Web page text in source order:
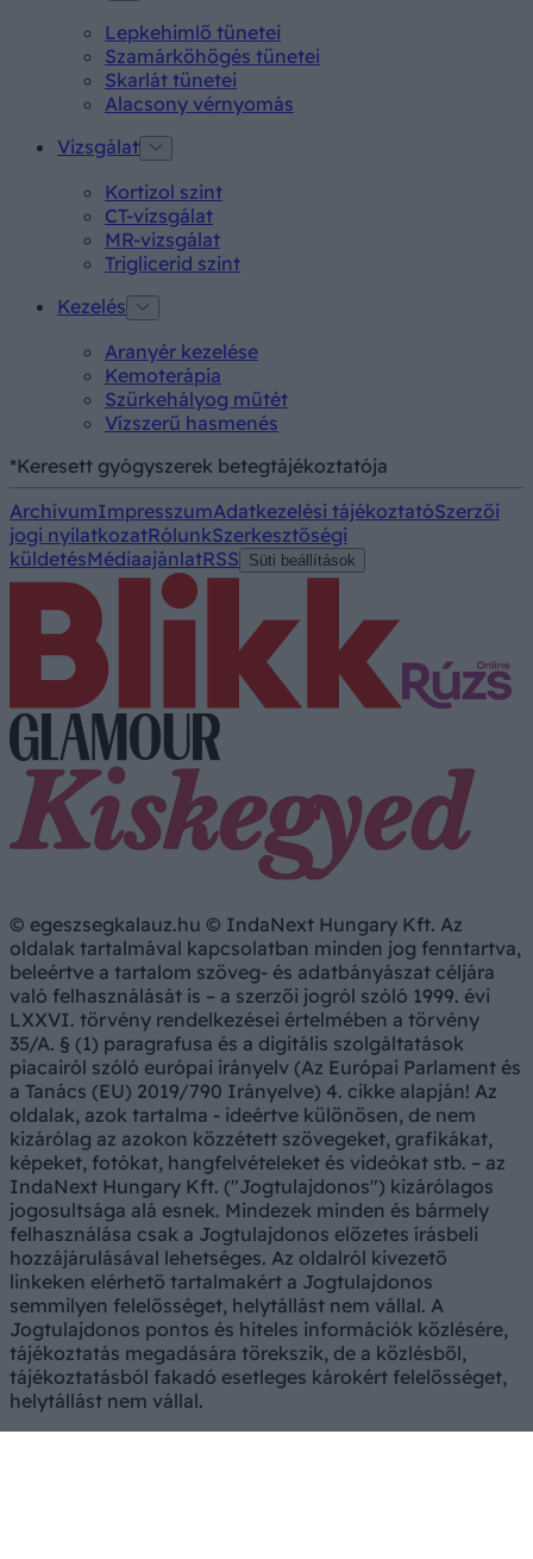
Lepkehimlő tünetei
Szamárköhögés tünetei
Skarlát tünetei
Alacsony vérnyomás
Vizsgálat
Kortizol szint
CT-vizsgálat
MR-vizsgálat
Triglicerid szint
Kezelés
Aranyér kezelése
Kemoterápia
Szürkehályog műtét
Vízszerű hasmenés
*Keresett gyógyszerek betegtájékoztatója
ArchívumImpresszumAdatkezelési tájékoztatóSzerzői
jogi nyilatkozatRólunkSzerkesztőségi
küldetésMédiaajánlatRSS Süti beállítások
© egeszsegkalauz.hu © IndaNext Hungary Kft. Az
oldalak tartalmával kapcsolatban minden jog fenntartva,
beleértve a tartalom szöveg- és adatbányászat céljára
való felhasználását is – a szerzői jogról szóló 1999. évi
LXXVI. törvény rendelkezései értelmében a törvény
35/A. § (1) paragrafusa és a digitális szolgáltatások
piacairól szóló európai irányelv (Az Európai Parlament és
a Tanács (EU) 2019/790 Irányelve) 4. cikke alapján! Az
oldalak, azok tartalma - ideértve különösen, de nem
kizárólag az azokon közzétett szövegeket, grafikákat,
képeket, fotókat, hangfelvételeket és videókat stb. – az
IndaNext Hungary Kft. ("Jogtulajdonos") kizárólagos
jogosultsága alá esnek. Mindezek minden és bármely
felhasználása csak a Jogtulajdonos előzetes írásbeli
hozzájárulásával lehetséges. Az oldalról kivezető
linkeken elérhető tartalmakért a Jogtulajdonos
semmilyen felelősséget, helytállást nem vállal. A
Jogtulajdonos pontos és hiteles információk közlésére,
tájékoztatás megadására törekszik, de a közlésből,
tájékoztatásból fakadó esetleges károkért felelősséget,
helytállást nem vállal.